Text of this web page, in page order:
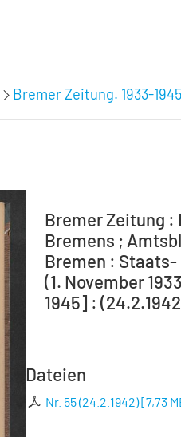
Bremer Zeitung. 1933-1945
Bremer Zeitung
Bremens ;
Bremen :
(1. November
1945] :
Dateien
Nr. 55 (24.2.1942)[7,73